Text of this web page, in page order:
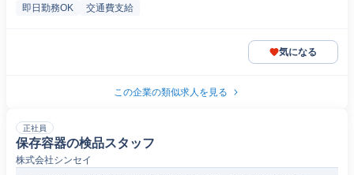
即日勤務OK 交通費支給
気になる
この企業の類似求人を見る
正社員
保存容器の検品スタッフ
株式会社シンセイ